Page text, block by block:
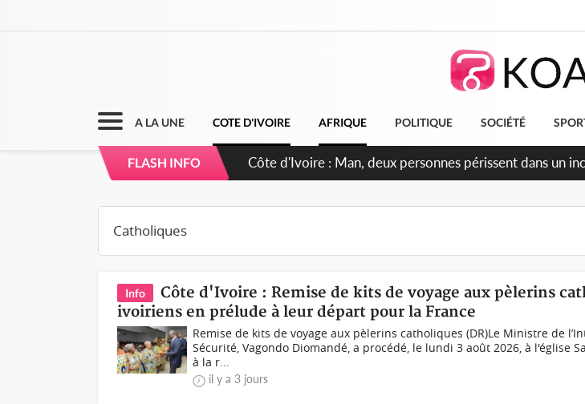
A LA UNE COTE D'IVOIRE AFRIQUE POLITIQUE SOCIÉTÉ
FLASH INFO
Côte d'Ivoire : Séileu, la célébration de la fête nationale
Info
Côte d'Ivoire : Remise de kits de voyage aux pèlerins
ivoiriens en prélude à leur départ pour la France
Remise de kits de voyage aux pèlerins catholiques (DR)Le Ministre de
Sécurité, Vagondo Diomandé, a procédé, le lundi 3 août 2026, à l'église
à la r...
il y a 3 jours